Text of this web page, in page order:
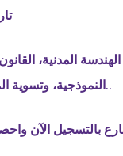
المدنية،
النموذجية، وتسوية المنازعات بوساطة التحكيم بطرق فعالة ومتقدمة..